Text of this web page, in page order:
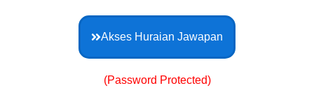
Akses Huraian Jawapan
(Password Protected)